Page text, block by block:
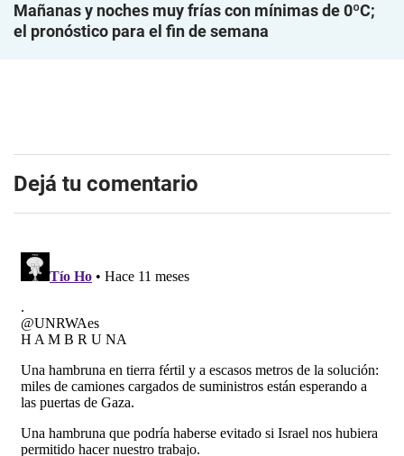
Mañanas y noches muy frías con mínimas de 0ºC;
el pronóstico para el fin de semana
Dejá tu comentario